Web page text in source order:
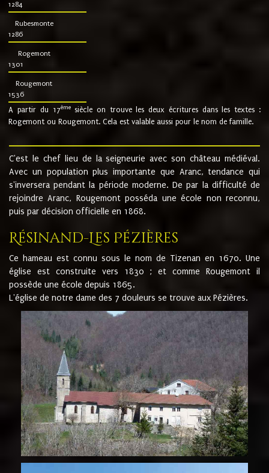
1284
Rubesmonte
1286
Rogemont
1301
Rougemont
1536
A partir du 17ème siècle on trouve les deux écritures dans les textes :
Rogemont ou Rougemont. Cela est valable aussi pour le nom de famille.
C'est le chef lieu de la seigneurie avec son château médiéval.
Avec un population plus importante que Aranc, tendance qui
s'inversera pendant la période moderne. De par la difficulté de
rejoindre Aranc, Rougemont posséda une école non reconnu,
puis par décision officielle en 1868.
Résinand-Les Pézières
Ce hameau est connu sous le nom de Tizenan en 1670. Une
église est construite vers 1830 ; et comme Rougemont il
possède une école depuis 1865.
L'église de notre dame des 7 douleurs se trouve aux Pézières.